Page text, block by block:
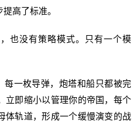
高了标准。
没有策略模式。只有一个模
一枚导弹，炮塔和船只都被完
立即缩小以管理你的帝国，每个
体轨道，形成一个缓慢演变的战